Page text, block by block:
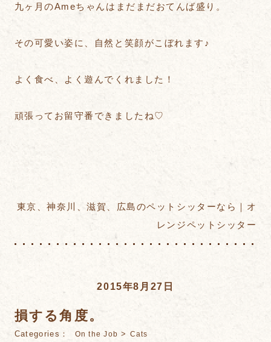
九ヶ月のAmeちゃんはまだまだおてんば盛り。
その可愛い姿に、自然と笑顔がこぼれます♪
よく食べ、よく遊んでくれました！
頑張ってお留守番できましたね♡
東京、神奈川、滋賀、広島のペットシッターなら｜オ
レンジペットシッター
2015年8月27日
損する角度。
Categories： On the Job > Cats